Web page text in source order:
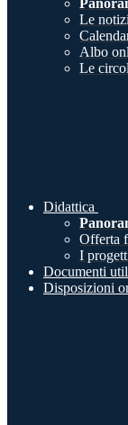
Le
Albo
Le
Didattica
Offerta
I
Documenti
Disposizioni